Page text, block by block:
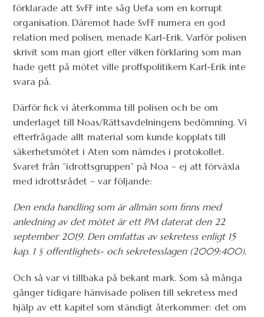
förklarade att SvFF inte såg Uefa som en korrupt
organisation. Däremot hade SvFF numera en god
relation med polisen, menade Karl-Erik. Varför polisen
skrivit som man gjort eller vilken förklaring som man
hade gett på mötet ville proffspolitikern Karl-Erik inte
svara på.
Därför fick vi återkomma till polisen och be om
underlaget till Noas/Rättsavdelningens bedömning. Vi
efterfrågade allt material som kunde kopplats till
säkerhetsmötet i Aten som nämdes i protokollet.
Svaret från ”idrottsgruppen” på Noa – ej att förväxla
med idrottsrådet – var följande:
Den enda handling som är allmän som finns med
anledning av det mötet är ett PM daterat den 22
september 2019. Den omfattas av sekretess enligt 15
kap. 1 § offentlighets- och sekretesslagen (2009:400).
Och så var vi tillbaka på bekant mark. Som så många
gånger tidigare hänvisade polisen till sekretess med
hjälp av ett kapitel som ständigt återkommer: det om